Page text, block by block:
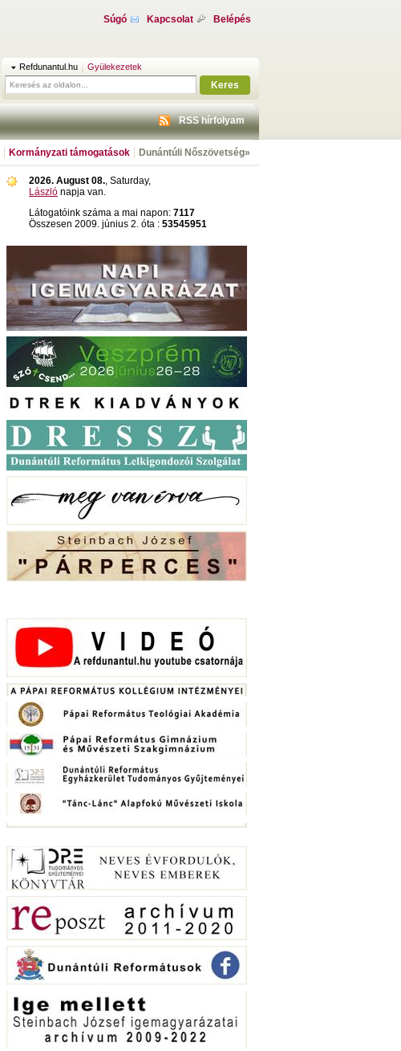
Súgó Kapcsolat Belépés
Refdunantul.hu Gyülekezetek
Keres
RSS hírfolyam
Kormányzati támogatások Dunántúli Nőszövetség»
2026. August 08., Saturday,
László napja van.
Látogatóink száma a mai napon: 7117
Összesen 2009. június 2. óta : 53545951